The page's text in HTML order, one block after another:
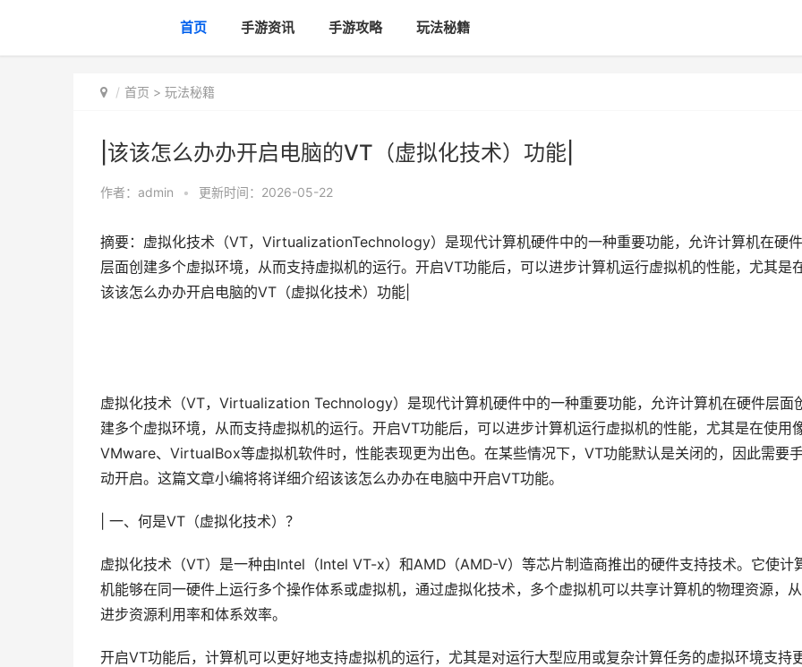
首页 手游资讯 手游攻略 玩法秘籍
首页 > 玩法秘籍
|该该怎么办办开启电脑的VT（虚拟化技术）功能|
作者： admin • 更新时间：2026-05-22
摘要：虚拟化技术（VT，VirtualizationTechnology）是现代计算机硬件中的一种重要功能，允许计算机在硬件
层面创建多个虚拟环境，从而支持虚拟机的运行。开启VT功能后，可以进步计算机运行虚拟机的性能，尤其是
该该怎么办办开启电脑的VT（虚拟化技术）功能|
虚拟化技术（VT，Virtualization Technology）是现代计算机硬件中的一种重要功能，允许计算机在硬件层面
建多个虚拟环境，从而支持虚拟机的运行。开启VT功能后，可以进步计算机运行虚拟机的性能，尤其是在使用
VMware、VirtualBox等虚拟机软件时，性能表现更为出色。在某些情况下，VT功能默认是关闭的，因此需要
动开启。这篇文章小编将将详细介绍该该怎么办办在电脑中开启VT功能。
| 一、何是VT（虚拟化技术）？
虚拟化技术（VT）是一种由Intel（Intel VT-x）和AMD（AMD-V）等芯片制造商推出的硬件支持技术。它使计
机能够在同一硬件上运行多个操作体系或虚拟机，通过虚拟化技术，多个虚拟机可以共享计算机的物理资源，
进步资源利用率和体系效率。
开启VT功能后，计算机可以更好地支持虚拟机的运行，尤其是对运行大型应用或复杂计算任务的虚拟环境支持